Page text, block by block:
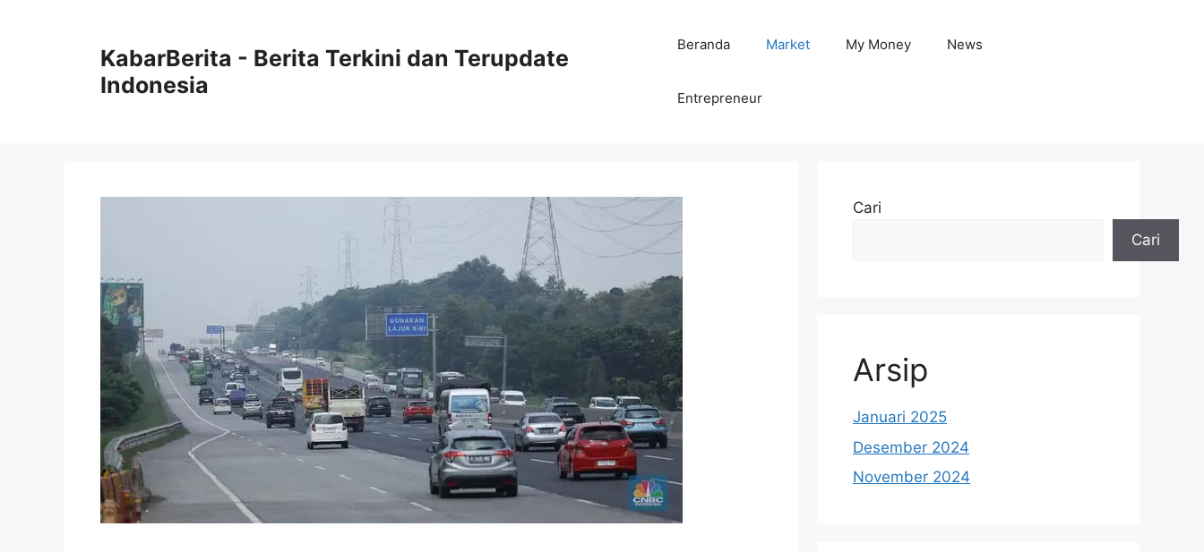
KabarBerita - Berita Terkini dan Terupdate
Indonesia
Beranda Market My Money News
Entrepreneur
Cari
Cari
Arsip
Januari 2025
Desember 2024
November 2024